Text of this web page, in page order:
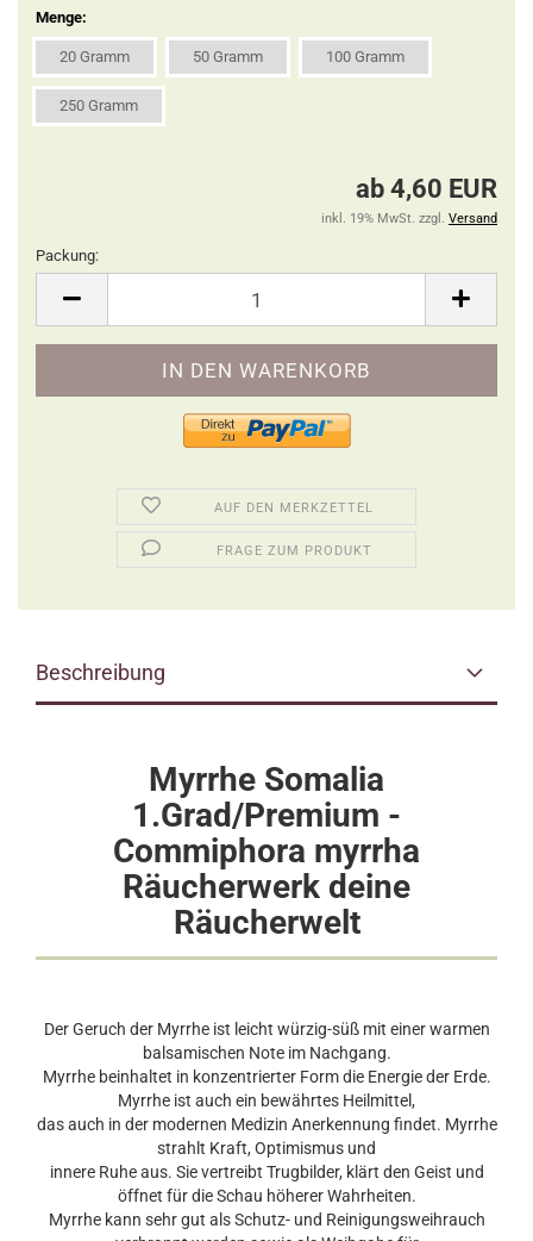
Menge:
20 Gramm 50 Gramm 100 Gramm
250 Gramm
ab 4,60 EUR
inkl. 19% MwSt. zzgl. Versand
Packung:
AUF DEN MERKZETTEL
FRAGE ZUM PRODUKT
Beschreibung
Myrrhe Somalia
1.Grad/Premium -
Commiphora myrrha
Räucherwerk deine
Räucherwelt
Der Geruch der Myrrhe ist leicht würzig-süß mit einer warmen
balsamischen Note im Nachgang.
Myrrhe beinhaltet in konzentrierter Form die Energie der Erde.
Myrrhe ist auch ein bewährtes Heilmittel,
das auch in der modernen Medizin Anerkennung findet. Myrrhe
strahlt Kraft, Optimismus und
innere Ruhe aus. Sie vertreibt Trugbilder, klärt den Geist und
öffnet für die Schau höherer Wahrheiten.
Myrrhe kann sehr gut als Schutz- und Reinigungsweihrauch